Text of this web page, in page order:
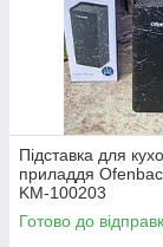
Підставка для
приладдя
KM-100203
Готово до